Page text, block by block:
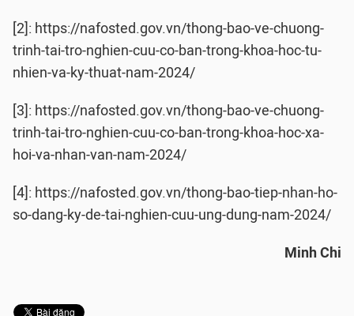
[2]: https://nafosted.gov.vn/thong-bao-ve-chuong-
trinh-tai-tro-nghien-cuu-co-ban-trong-khoa-hoc-tu-
nhien-va-ky-thuat-nam-2024/
[3]: https://nafosted.gov.vn/thong-bao-ve-chuong-
trinh-tai-tro-nghien-cuu-co-ban-trong-khoa-hoc-xa-
hoi-va-nhan-van-nam-2024/
[4]: https://nafosted.gov.vn/thong-bao-tiep-nhan-ho-
so-dang-ky-de-tai-nghien-cuu-ung-dung-nam-2024/
Minh Chi